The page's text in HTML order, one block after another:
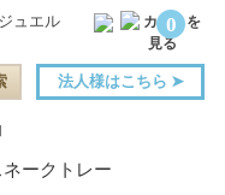
0
法人様はこちら ➤
ネークトレー